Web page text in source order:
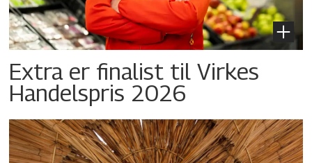
Extra er finalist til Virkes
Handelspris 2026